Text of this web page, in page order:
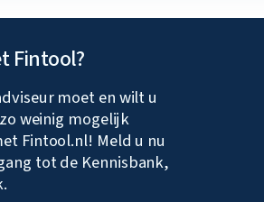
Fintool?
moet en wilt u
weinig mogelijk
Fintool.nl! Meld u nu
tot de Kennisbank,